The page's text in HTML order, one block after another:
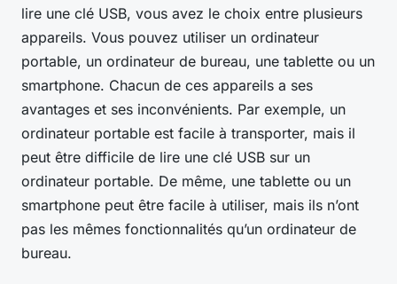
lire une clé USB, vous avez le choix entre plusieurs
appareils. Vous pouvez utiliser un ordinateur
portable, un ordinateur de bureau, une tablette ou un
smartphone. Chacun de ces appareils a ses
avantages et ses inconvénients. Par exemple, un
ordinateur portable est facile à transporter, mais il
peut être difficile de lire une clé USB sur un
ordinateur portable. De même, une tablette ou un
smartphone peut être facile à utiliser, mais ils n’ont
pas les mêmes fonctionnalités qu’un ordinateur de
bureau.